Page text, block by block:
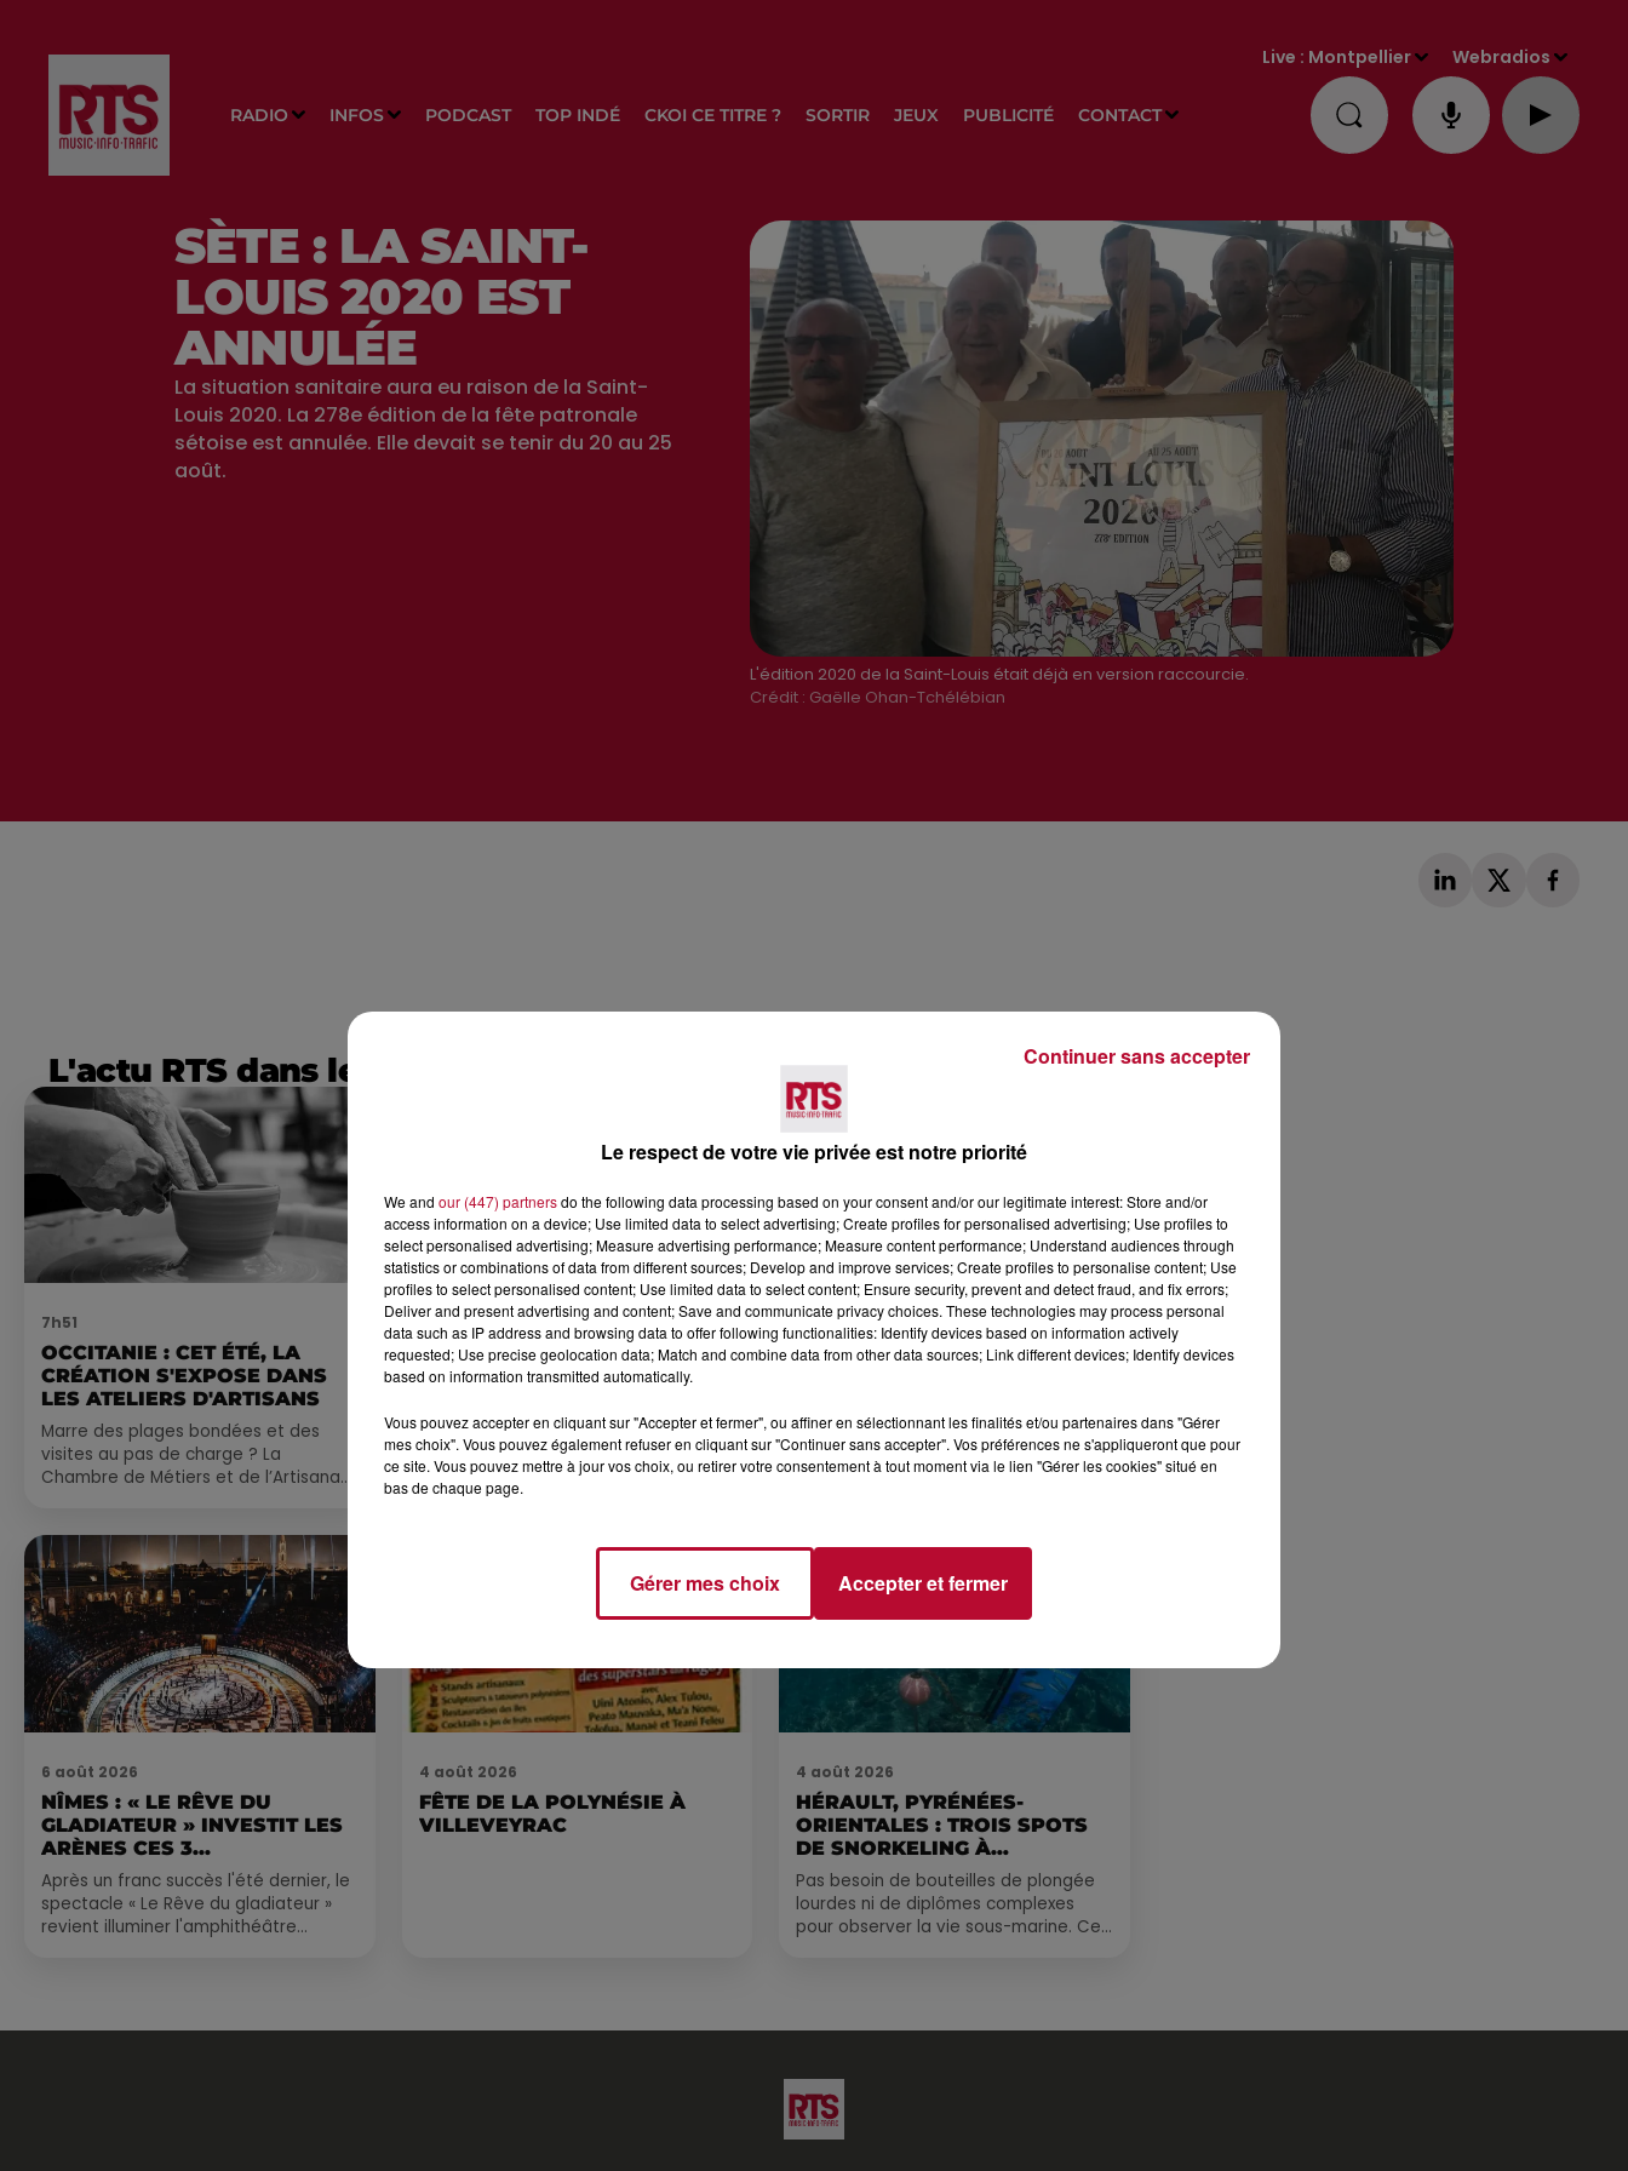
RADIO INFOS PODCAST TOP INDÉ CKOI CE TITRE ? SORTIR JEUX PUBLICITÉ CONTACT
Live : Montpellier Webradios
L'édition 2020 de la Saint-Louis était déjà en version raccourcie.
Crédit : Gaëlle Ohan-Tchélébian
SÈTE : LA SAINT-
LOUIS 2020 EST
ANNULÉE
La situation sanitaire aura eu raison de la Saint-
Louis 2020. La 278e édition de la fête patronale
sétoise est annulée. Elle devait se tenir du 20 au 25
août.
L'actu RTS dans le Sud
7h51
OCCITANIE : CET ÉTÉ, LA
CRÉATION S'EXPOSE DANS
LES ATELIERS D'ARTISANS
Marre des plages bondées et des
visites au pas de charge ? La
Chambre de Métiers et de l’Artisanat
7 août 2026
NOS IDÉES DE SORTIE POUR
CE WEEK-END
petite sélection des rendez-vous à ne
pas manquer dans le coin. Que vous
ayez envie de voyager à l'autre bout
du monde,...
7 août 2026
DINER CONCERT À LA MJC DE
6 août 2026
NÎMES : « LE RÊVE DU
GLADIATEUR » INVESTIT LES
ARÈNES CES 3...
Après un franc succès l'été dernier, le
spectacle « Le Rêve du gladiateur »
revient illuminer l'amphithéâtre
4 août 2026
FÊTE DE LA POLYNÉSIE À
VILLEVEYRAC
4 août 2026
HÉRAULT, PYRÉNÉES-
ORIENTALES : TROIS SPOTS
DE SNORKELING À
EXPLORER...
Pas besoin de bouteilles de plongée
lourdes ni de diplômes complexes
pour observer la vie sous-marine. Cet
Le respect de votre vie privée est notre priorité
We and our (447) partnersdo the following data processing based on your consent and/or our legitimate interest: Store and/or
access information on a device; Use limited data to select advertising; Create profiles for personalised advertising; Use profiles to
select personalised advertising; Measure advertising performance; Measure content performance; Understand audiences through
statistics or combinations of data from different sources; Develop and improve services; Create profiles to personalise content; Use
profiles to select personalised content; Use limited data to select content; Ensure security, prevent and detect fraud, and fix errors;
Deliver and present advertising and content; Save and communicate privacy choices. These technologies may process personal
data such as IP address and browsing data to offer following functionalities: Identify devices based on information actively
requested; Use precise geolocation data; Match and combine data from other data sources; Link different devices; Identify devices
based on information transmitted automatically.
Vous pouvez accepter en cliquant sur "Accepter et fermer", ou affiner en sélectionnant les finalités et/ou partenaires dans "Gérer
mes choix". Vous pouvez également refuser en cliquant sur "Continuer sans accepter". Vos préférences ne s'appliqueront que pour
ce site. Vous pouvez mettre à jour vos choix, ou retirer votre consentement à tout moment via le lien "Gérer les cookies" situé en
bas de chaque page.
Gérer mes choix Accepter et fermer
Continuer sans accepter